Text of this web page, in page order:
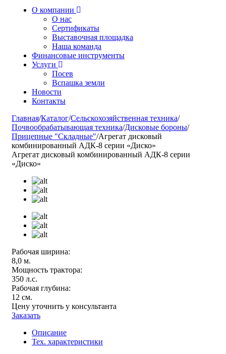
О компании
О нас
Сертификаты
Выставочная площадка
Наша команда
Финансовые инструменты
Услуги
Посев
Вспашка земли
Новости
Контакты
Главная/Каталог/Сельскохозяйственная техника/
Почвообрабатывающая техника/Дисковые бороны/
Прицепные "Складные"/Агрегат дисковый
комбинированный АДК-8 серии «Диско»
Агрегат дисковый комбинированный АДК-8 серии
«Диско»
Рабочая ширина:
8,0 м.
Мощность трактора:
350 л.с.
Рабочая глубина:
12 см.
Цену уточнить у консультанта
Заказать
Описание
Тех. характеристики